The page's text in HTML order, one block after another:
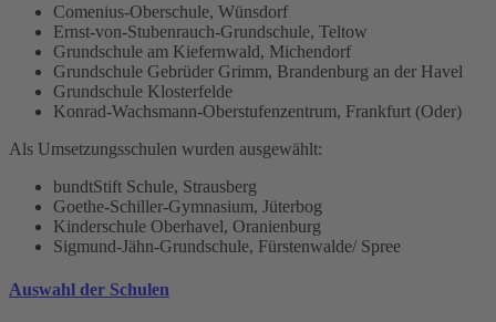
Comenius-Oberschule, Wünsdorf
Ernst-von-Stubenrauch-Grundschule, Teltow
Grundschule am Kiefernwald, Michendorf
Grundschule Gebrüder Grimm, Brandenburg an der Havel
Grundschule Klosterfelde
Konrad-Wachsmann-Oberstufenzentrum, Frankfurt (Oder)
Als Umsetzungsschulen wurden ausgewählt:
bundtStift Schule, Strausberg
Goethe-Schiller-Gymnasium, Jüterbog
Kinderschule Oberhavel, Oranienburg
Sigmund-Jähn-Grundschule, Fürstenwalde/ Spree
Auswahl der Schulen